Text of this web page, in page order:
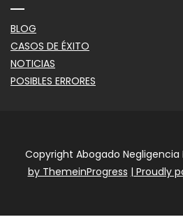
BLOG
CASOS DE ÉXITO
NOTICIAS
POSIBLES ERRORES
Copyright Abogado Negligencia
by ThemeinProgress | Proudly